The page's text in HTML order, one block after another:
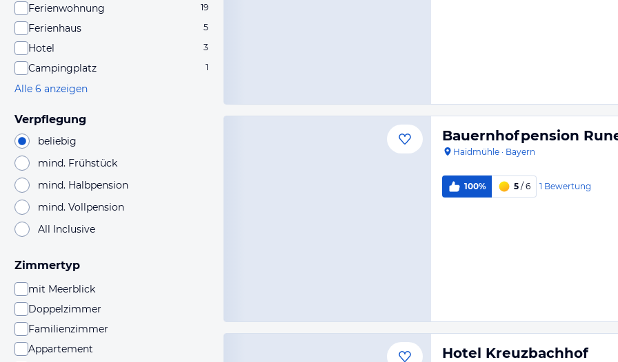
Ferienwohnung 19
Ferienhaus 5
Hotel 3
Campingplatz 1
Alle 6 anzeigen
Verpflegung
beliebig
mind. Frühstück
mind. Halbpension
mind. Vollpension
All Inclusive
Zimmertyp
mit Meerblick
Doppelzimmer
Familienzimmer
Appartement
Bauernhofpension
Haidmühle · Bayern
100% 5 / 6 1 Bewertung
Hotel Kreuzbachhof